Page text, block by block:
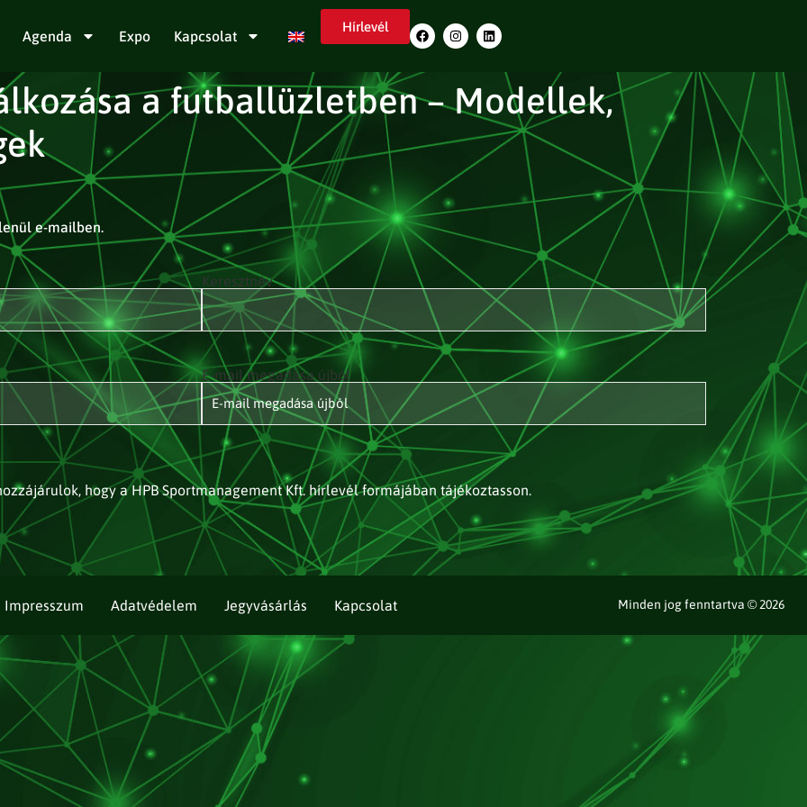
Agenda Expo Kapcsolat
Hírlevél
a futballüzletben – Modellek,
e-mailben.
Keresztnév
E-mail megadása újból
hogy a HPB Sportmanagement Kft. hírlevél formájában tájékoztasson.
Impresszum Adatvédelem Jegyvásárlás Kapcsolat Minden jog fenntartva © 2026